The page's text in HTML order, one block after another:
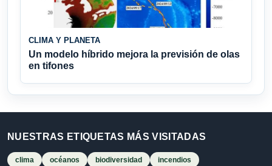
CLIMA Y PLANETA
Un modelo híbrido mejora la previsión de olas
en tifones
NUESTRAS ETIQUETAS MÁS VISITADAS
clima océanos biodiversidad
incendios